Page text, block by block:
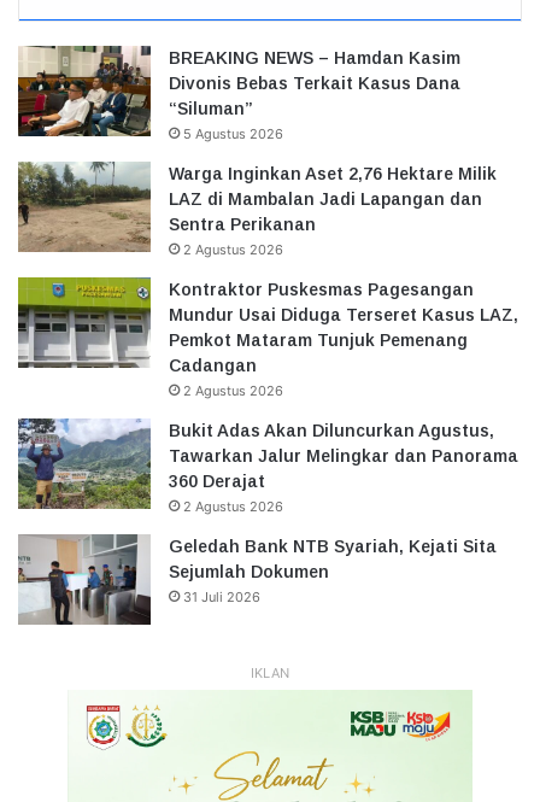
BREAKING NEWS – Hamdan Kasim
Divonis Bebas Terkait Kasus Dana
“Siluman”
5 Agustus 2026
Warga Inginkan Aset 2,76 Hektare Milik
LAZ di Mambalan Jadi Lapangan dan
Sentra Perikanan
2 Agustus 2026
Kontraktor Puskesmas Pagesangan
Mundur Usai Diduga Terseret Kasus LAZ,
Pemkot Mataram Tunjuk Pemenang
Cadangan
2 Agustus 2026
Bukit Adas Akan Diluncurkan Agustus,
Tawarkan Jalur Melingkar dan Panorama
360 Derajat
2 Agustus 2026
Geledah Bank NTB Syariah, Kejati Sita
Sejumlah Dokumen
31 Juli 2026
IKLAN